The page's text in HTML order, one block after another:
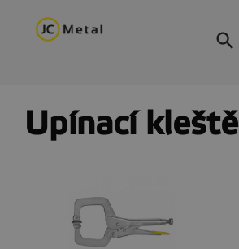

Upínací kleště